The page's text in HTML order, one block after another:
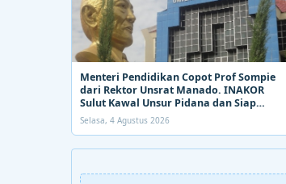
Menteri Pendidikan Copot Prof Sompie
dari Rektor Unsrat Manado. INAKOR
Sulut Kawal Unsur Pidana dan Siap
Bongkar Aroma Busuk di Suksesi Rektor
Selasa, 4 Agustus 2026